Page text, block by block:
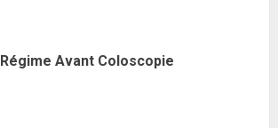
Régime Avant Coloscopie